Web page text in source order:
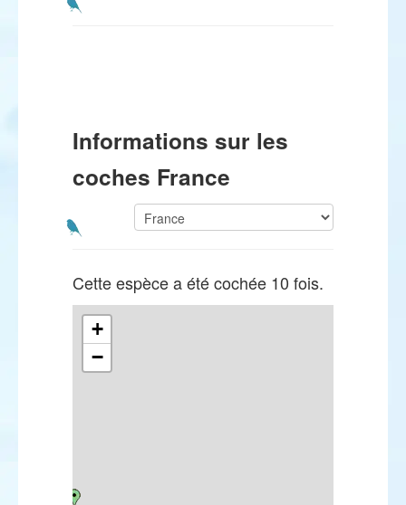
Informations sur les
coches France
Cette espèce a été cochée 10 fois.
+
−